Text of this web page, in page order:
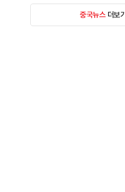
중국뉴스더보기